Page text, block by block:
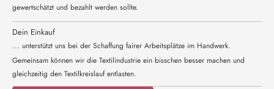
gewertschätzt und bezahlt werden sollte.
Dein Einkauf
... unterstützt uns bei der Schaffung fairer Arbeitsplätze im Handwerk.
Gemeinsam können wir die Textilindustrie ein bisschen besser machen und
gleichzeitig den Textilkreislauf entlasten.